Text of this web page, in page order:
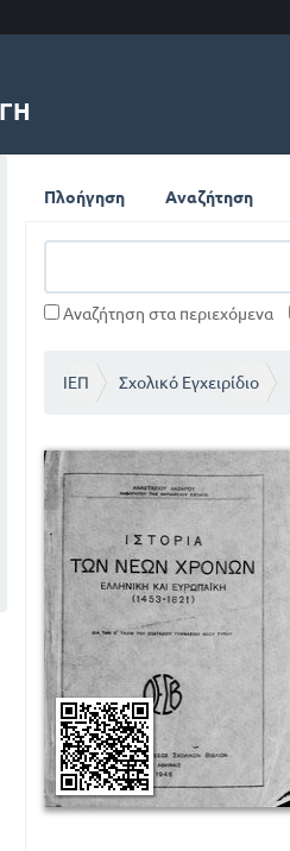
Πλοήγηση Αναζήτηση
Αναζήτηση στα περιεχόμενα
ΙΕΠ Σχολικό Εγχειρίδιο